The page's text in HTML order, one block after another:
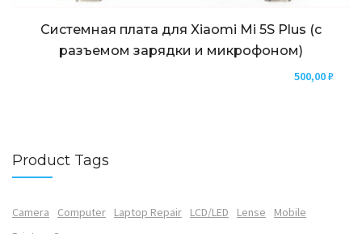
Системная плата для Xiaomi Mi 5S Plus (с
разъемом зарядки и микрофоном)
500,00₽
Product Tags
Camera Computer Laptop Repair LCD/LED Lense
Mobile